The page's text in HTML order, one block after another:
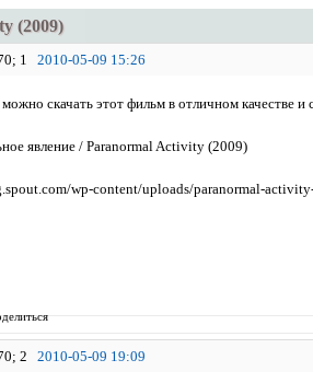
(2009)
1 2010-05-09 15:26
можно скачать этот фильм в отличном качестве
явление / Paranormal Activity (2009)
2 2010-05-09 19:09